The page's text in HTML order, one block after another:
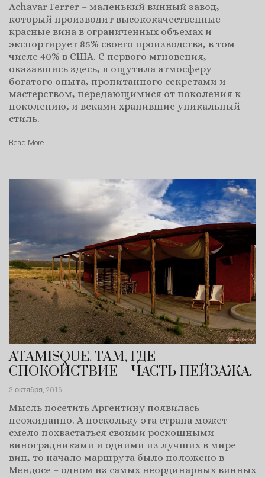
Achavar Ferrer – маленький винный завод,
который производит высококачественные
красные вина в ограниченных объемах и
экспортирует 85% своего производства, в том
числе 40% в США. С первого мгновения,
оказавшись здесь, я ощутила атмосферу
богатого опыта, пропитанного секретами и
мастерством, передающимися от поколения к
поколению, и веками хранившие уникальный
стиль.
Read More …
ATAMISQUE. ТАМ, ГДЕ
СПОКОЙСТВИЕ – ЧАСТЬ ПЕЙЗАЖА.
3 октября, 2016.
Мысль посетить Аргентину появилась
неожиданно. А поскольку эта страна может
смело похвастаться своими роскошными
виноградниками и одними из лучших в мире
вин, то начало маршрута было положено в
Мендосе – одном из самых неординарных винных